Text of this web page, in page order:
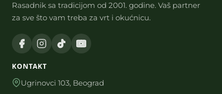
Rasadnik sa tradicijom od 2001. godine. Vaš partner
za sve što vam treba za vrt i okućnicu.
KONTAKT
Ugrinovci 103, Beograd